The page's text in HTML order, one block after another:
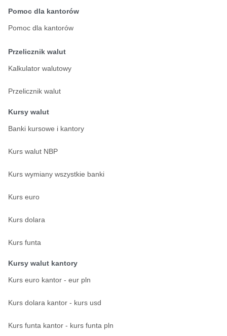
Pomoc dla kantorów
Pomoc dla kantorów
Przelicznik walut
Kalkulator walutowy
Przelicznik walut
Kursy walut
Banki kursowe i kantory
Kurs walut NBP
Kurs wymiany wszystkie banki
Kurs euro
Kurs dolara
Kurs funta
Kursy walut kantory
Kurs euro kantor - eur pln
Kurs dolara kantor - kurs usd
Kurs funta kantor - kurs funta pln